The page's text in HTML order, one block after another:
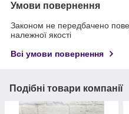
Умови повернення
Законом не передбачено
належної якості
Всі умови повернення
Подібні товари компанії